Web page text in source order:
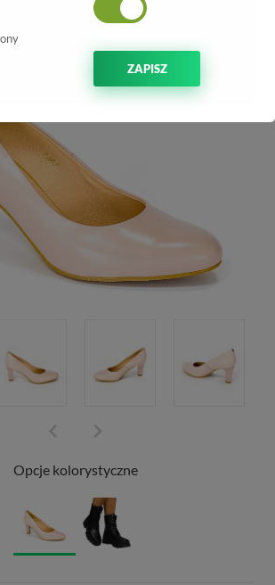
Opcje kolorystyczne
ZAPISZ